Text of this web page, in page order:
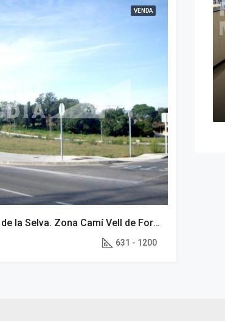
VENDA
Solar a Fornells de la Selva. Zona Camí Vell de Fornells.
631 - 1200